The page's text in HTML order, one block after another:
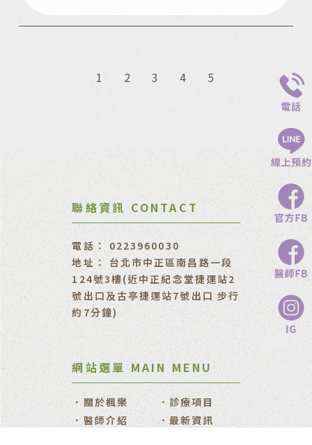
1 2 3 4 5
0223960030
台北市中正區南昌路一段
124號3樓(近中正紀念堂捷運站2
號出口及古亭捷運站7號出口 步行
約7分鐘)
關於楓樂
診療項目
醫師介紹
最新資訊